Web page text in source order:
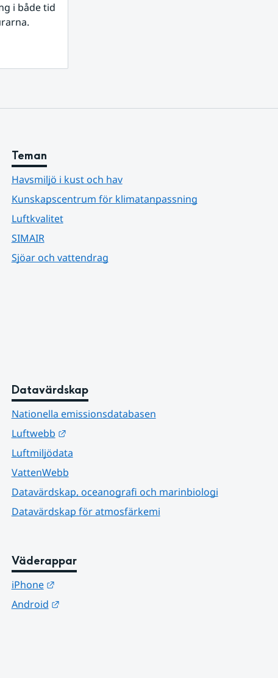
i både tid
Teman
Havsmiljö i kust och hav
Kunskapscentrum för klimatanpassning
Luftkvalitet
SIMAIR
Sjöar och vattendrag
Datavärdskap
Nationella emissionsdatabasen
Luftwebb
Länk till annan webbplats.
Luftmiljödata
VattenWebb
Datavärdskap, oceanografi och marinbiologi
Datavärdskap för atmosfärkemi
Väderappar
iPhone
Länk till annan webbplats.
Android
Länk till annan webbplats.